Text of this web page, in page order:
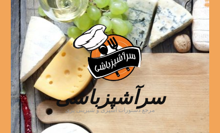
سرآشپزباشی
مرجع دستورات آشپزی و شیرینی پزی